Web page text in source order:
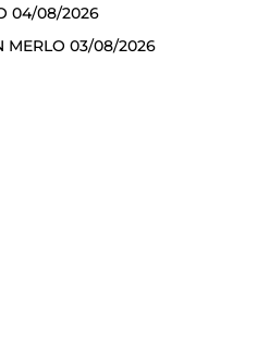
04/08/2026
MERLO 03/08/2026